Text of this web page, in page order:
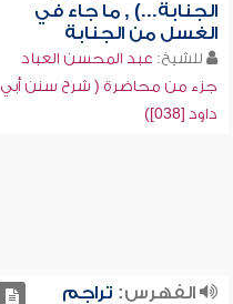
الجنابة...) , ما جاء في
الغسل من الجنابة
للشيخ: عبد المحسن العباد
جزء من محاضرة ( شرح سنن أبي
داود [038])
الفهرس: تراجم